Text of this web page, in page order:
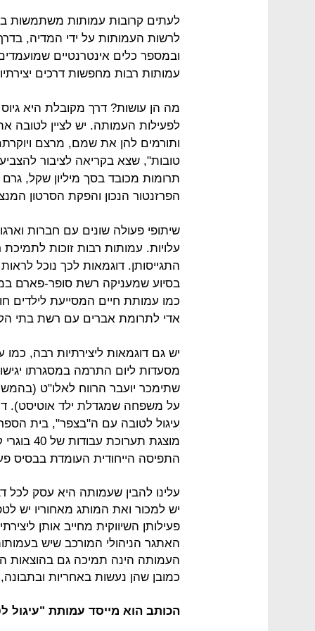
לעתים קרובות עמותות משתמשות
לרשות העמותות על ידי המדיה,
ובמספר כלים אינטרנטיים
עמותות רבות מחפשות דרכים
מה הן עושות? דרך מקובלת היא
לפעילות העמותה. יש לציין לטובה
ותורמים להן את שמם, מרצם
טובות", שצא בקריאה לציבור
תרומות מכובד בסך מיליון שקל,
הפרזנטור הנכון והפקת הסרטון
שיתופי פעולה שונים עם חברות
עלויות. עמותות רבות זוכות
התגייסותן. דוגמאות לכך נוכל
בסיוע שמעניקה רשת סופר-פארם
כמו עמותת חיים המסייעת לילדים
אדי לתרומת אברים עם רשת בתי
יש גם דוגמאות ליצירתיות רבה,
מסעדות ליום התרמה במסגרתו
שתימכר יועבר הרווח לאלו"ט
על משפחה שמגדלת ילד אוטיסט).
עיגול לטובה עם ה"בצפר", בית
מוצגת
התפיסה הייחודית העומדת בבסיס
עלינו להבין שעמותה היא עסק לכל
יש למכור ואת המותג מאחוריו יש
פעילותן השיווקית מחייב אותן
האתגר הניהולי המורכב שיש
העמותה הינה תמיכה גם בהוצאות
כמובן שהן נעשות באחריות ובתבונה,
הכותב הוא מייסד עמותת "עיגול